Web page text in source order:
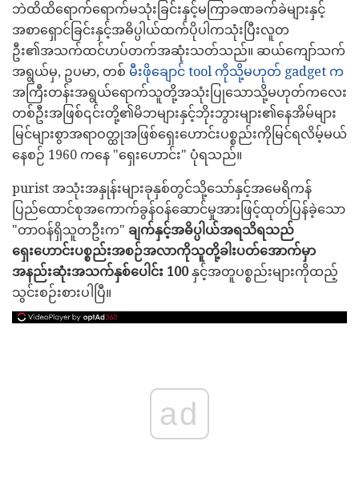
ဘဲထိထိရောက်ရောက်မသုံးခြင်းနှင့်မကြာခဏခက်ခဲများနှင့်
အစာရှောင်ခြင်းနှင့်အဓိပ္ပါယ်ထက်ပိုပါကသုံးပြီးလူတ
ဦး၏အသက်ထင်ဟပ်တက်အဆုံးသတ်သည်။ ဆယ်ကျော်သက်
အရွယ်မှ, ဥပမာ, တစ် မီးဖိုချောင် tool ကိုသို့မဟုတ် gadget က
အကြီးတန်းအရွယ်ရောက်သူတို့အသုံးပြုသောသို့မဟုတ်ကလေး
တစ်ဦးအဖြစ်၎င်းတို့၏မိဘများနှင့်ဘိုးဘွားများ၏နေအိမ်များ
မြင်များစွာအရာဝတ္ထုအဖြစ်ရှေးဟောင်းပစ္စည်းကိုမြင်ရလိမ့်မယ်
နေစဉ် 1960 ကနေ "ရှေးဟောင်း" ပုံရသည်။
purist အသုံးအနှုန်းများခုနှစ်တွင်သို့သော်နှင့်အမေရိကန်
ပြည်ထောင်စုအကောက်ခွန်ဝန်ဆောင်မှုအားဖြင့်ထုတ်ပြန်ခဲ့သော
"တာဝန်ရှိသူတဦးက" ချက်နှင့်အဓိပ္ပါယ်အရသိရသည်
ရှေးဟောင်းပစ္စည်းအစဉ်အလာကိုသူတို့ခါးပတ်အောက်မှာ
အနည်းဆုံးအသက်နှစ်ပေါင်း 100နှင့်အတူပစ္စည်းများကိုထည့်
သွင်းစဉ်းစားပါပြီ။
ad